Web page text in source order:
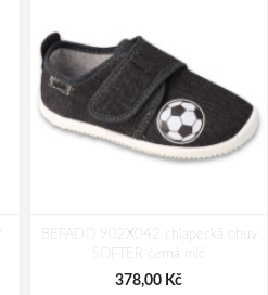
BEFADO 902X042 chlapecká obuv
SOFTER černá míč
378,00 Kč